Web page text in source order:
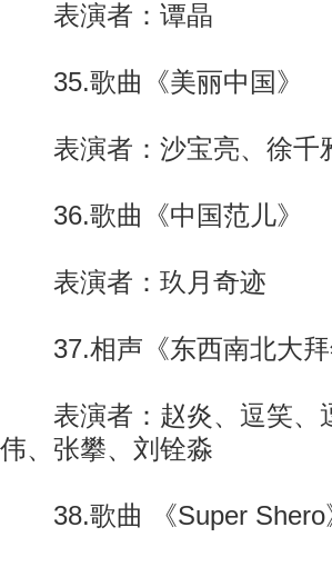
表演者：谭晶
35.歌曲《美丽中国》
表演者：沙宝亮、徐千
36.歌曲《中国范儿》
表演者：玖月奇迹
37.相声《东西南北大拜
表演者：赵炎、逗笑、
伟、张攀、刘铨淼
38.歌曲 《Super Shero